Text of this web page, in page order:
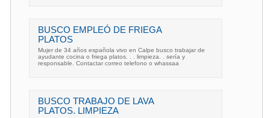
BUSCO EMPLEÓ DE FRIEGA
PLATOS
Mujer de 34 años española vivo en Calpe busco trabajar de
ayudante cocina o friega platos. . . limpieza. . sería y
responsable. Contactar correo telefono o whassaa
BUSCO TRABAJO DE LAVA
PLATOS. LIMPIEZA